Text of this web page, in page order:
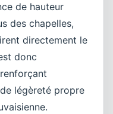
de hauteur
des chapelles,
directement le
donc
légèreté propre